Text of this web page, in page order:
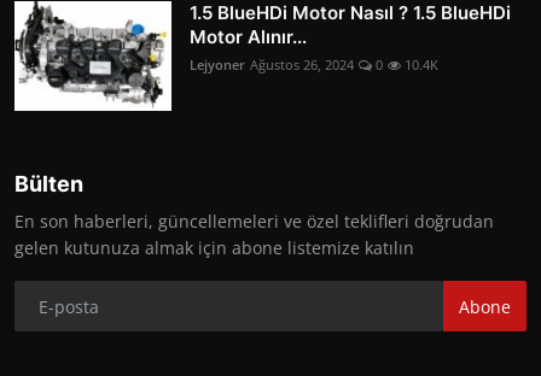
1.5 BlueHDi Motor Nasıl ? 1.5 BlueHDi
Motor Alınır...
Lejyoner Ağustos 26, 2024 0 10.4K
Bülten
En son haberleri, güncellemeleri ve özel teklifleri doğrudan
gelen kutunuza almak için abone listemize katılın
Abone